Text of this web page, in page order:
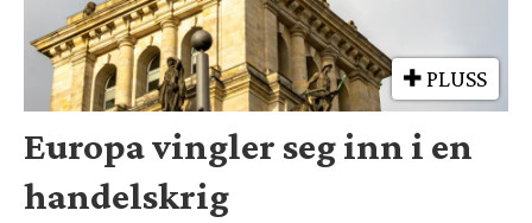
PLUSS
Europa vingler seg inn i en
handelskrig